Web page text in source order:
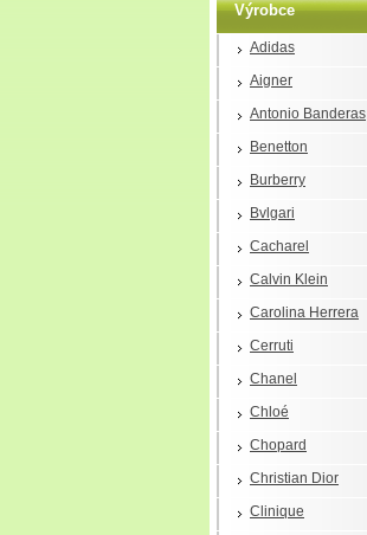
Výrobce
Adidas
Aigner
Antonio Banderas
Benetton
Burberry
Bvlgari
Cacharel
Calvin Klein
Carolina Herrera
Cerruti
Chanel
Chloé
Chopard
Christian Dior
Clinique